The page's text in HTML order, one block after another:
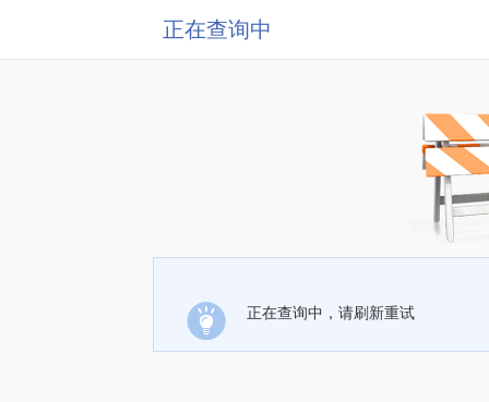
正在查询中
正在查询中，请刷新重试